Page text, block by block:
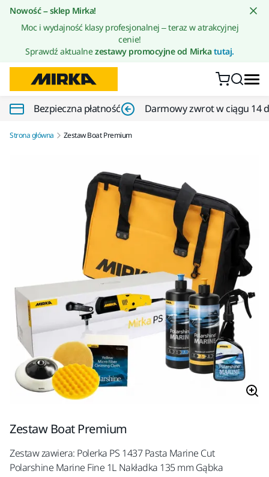
Nowość – sklep Mirka!
Moc i wydajność klasy profesjonalnej – teraz w atrakcyjnej
cenie!
Sprawdź aktualnezestawy promocyjne od Mirkatutaj.
Bezpieczna płatność Darmowy zwrot w ciągu 14
Strona główna Zestaw Boat Premium
Zestaw Boat Premium
Zestaw zawiera: Polerka PS 1437 Pasta Marine Cut
Polarshine Marine Fine 1L Nakładka 135 mm Gąbka